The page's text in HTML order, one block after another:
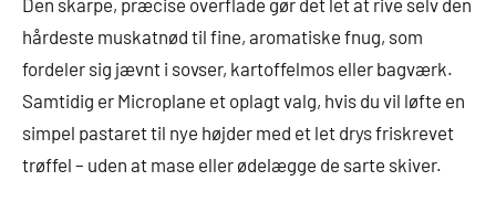
hårdeste muskatnød til fine, aromatiske fnug, som
fordeler sig jævnt i sovser, kartoffelmos eller bagværk.
Samtidig er Microplane et oplagt valg, hvis du vil løfte en
simpel pastaret til nye højder med et let drys friskrevet
trøffel – uden at mase eller ødelægge de sarte skiver.